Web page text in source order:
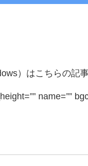
）はこちらの記
name=””